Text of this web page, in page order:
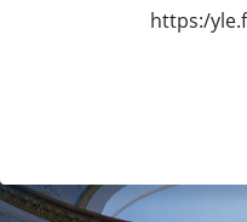
https:/